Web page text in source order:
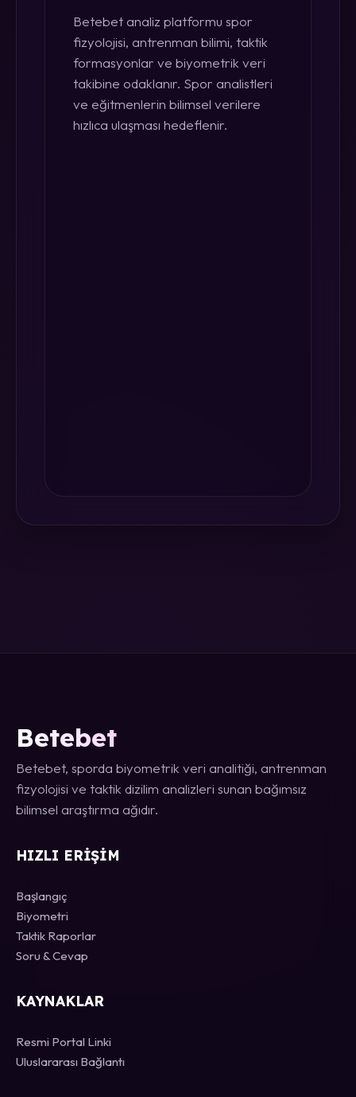
Betebet analiz platformu spor
fizyolojisi, antrenman bilimi, taktik
formasyonlar ve biyometrik veri
takibine odaklanır. Spor analistleri
ve eğitmenlerin bilimsel verilere
hızlıca ulaşması hedeflenir.
Betebet
Betebet, sporda biyometrik veri analitiği, antrenman
fizyolojisi ve taktik dizilim analizleri sunan bağımsız
bilimsel araştırma ağıdır.
HIZLI ERIŞIM
Başlangıç
Biyometri
Taktik Raporlar
Soru & Cevap
KAYNAKLAR
Resmi Portal Linki
Uluslararası Bağlantı